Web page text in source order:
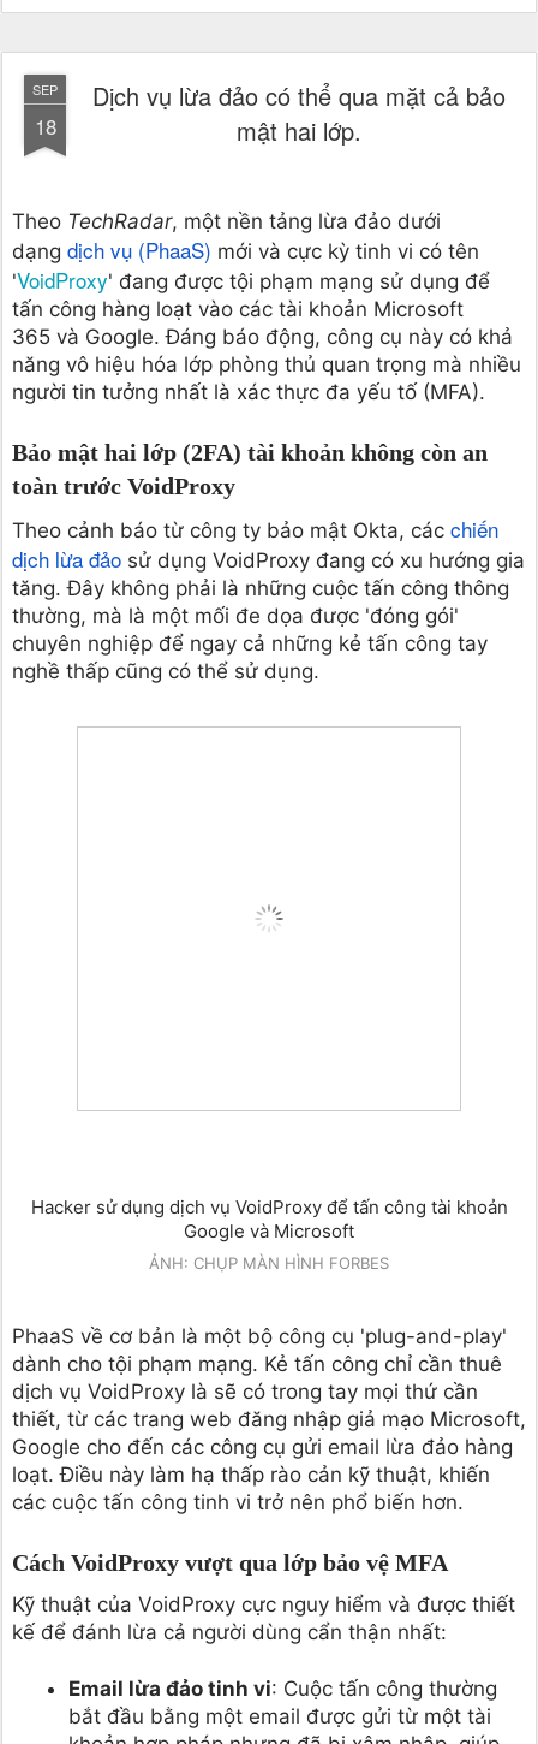
SEP
18
Dịch vụ lừa đảo có thể qua mặt cả bảo
mật hai lớp.
Theo TechRadar, một nền tảng lừa đảo dưới
dạng dịch vụ (PhaaS) mới và cực kỳ tinh vi có tên
'VoidProxy' đang được tội phạm mạng sử dụng để
tấn công hàng loạt vào các tài khoản Microsoft
365 và Google. Đáng báo động, công cụ này có khả
năng vô hiệu hóa lớp phòng thủ quan trọng mà nhiều
người tin tưởng nhất là xác thực đa yếu tố (MFA).
Bảo mật hai lớp (2FA) tài khoản không còn an
toàn trước VoidProxy
Theo cảnh báo từ công ty bảo mật Okta, các chiến
dịch lừa đảo sử dụng VoidProxy đang có xu hướng gia
tăng. Đây không phải là những cuộc tấn công thông
thường, mà là một mối đe dọa được 'đóng gói'
chuyên nghiệp để ngay cả những kẻ tấn công tay
nghề thấp cũng có thể sử dụng.
Hacker sử dụng dịch vụ VoidProxy để tấn công tài khoản
Google và Microsoft
ẢNH: CHỤP MÀN HÌNH FORBES
PhaaS về cơ bản là một bộ công cụ 'plug-and-play'
dành cho tội phạm mạng. Kẻ tấn công chỉ cần thuê
dịch vụ VoidProxy là sẽ có trong tay mọi thứ cần
thiết, từ các trang web đăng nhập giả mạo Microsoft,
Google cho đến các công cụ gửi email lừa đảo hàng
loạt. Điều này làm hạ thấp rào cản kỹ thuật, khiến
các cuộc tấn công tinh vi trở nên phổ biến hơn.
Cách VoidProxy vượt qua lớp bảo vệ MFA
Kỹ thuật của VoidProxy cực nguy hiểm và được thiết
kế để đánh lừa cả người dùng cẩn thận nhất:
Email lừa đảo tinh vi: Cuộc tấn công thường
bắt đầu bằng một email được gửi từ một tài